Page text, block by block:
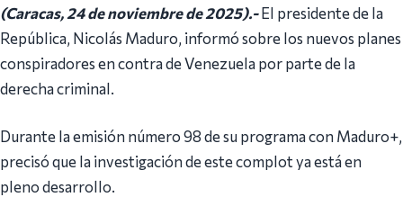
(Caracas, 24 de noviembre de 2025).-El presidente de la
República, Nicolás Maduro, informó sobre los nuevos planes
conspiradores en contra de Venezuela por parte de la
derecha criminal.
Durante la emisión número 98 de su programa con Maduro+,
precisó que la investigación de este complot ya está en
pleno desarrollo.